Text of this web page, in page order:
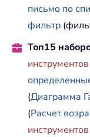
письмо по
фильтр
Топ15
инструментов
(Диаграмма
(Расчет
инструментов